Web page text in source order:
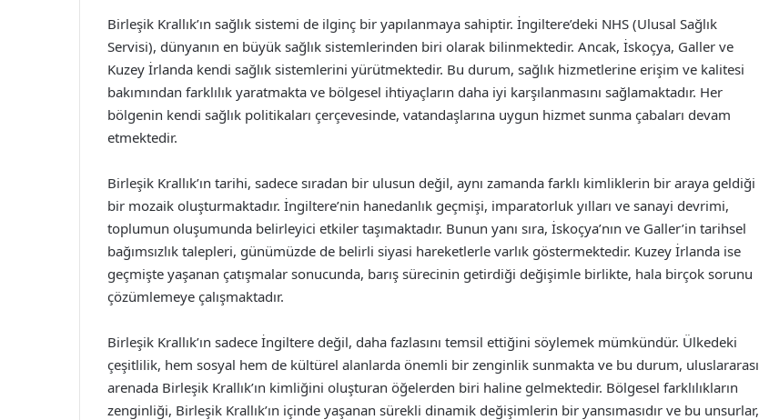
Birleşik Krallık’ın sağlık sistemi de ilginç bir yapılanmaya sahiptir. İngiltere’deki NHS (Ulusal Sağlık
Servisi), dünyanın en büyük sağlık sistemlerinden biri olarak bilinmektedir. Ancak, İskoçya, Galler ve
Kuzey İrlanda kendi sağlık sistemlerini yürütmektedir. Bu durum, sağlık hizmetlerine erişim ve kalitesi
bakımından farklılık yaratmakta ve bölgesel ihtiyaçların daha iyi karşılanmasını sağlamaktadır. Her
bölgenin kendi sağlık politikaları çerçevesinde, vatandaşlarına uygun hizmet sunma çabaları devam
etmektedir.
Birleşik Krallık’ın tarihi, sadece sıradan bir ulusun değil, aynı zamanda farklı kimliklerin bir araya geldiği
bir mozaik oluşturmaktadır. İngiltere’nin hanedanlık geçmişi, imparatorluk yılları ve sanayi devrimi,
toplumun oluşumunda belirleyici etkiler taşımaktadır. Bunun yanı sıra, İskoçya’nın ve Galler’in tarihsel
bağımsızlık talepleri, günümüzde de belirli siyasi hareketlerle varlık göstermektedir. Kuzey İrlanda ise
geçmişte yaşanan çatışmalar sonucunda, barış sürecinin getirdiği değişimle birlikte, hala birçok sorunu
çözümlemeye çalışmaktadır.
Birleşik Krallık’ın sadece İngiltere değil, daha fazlasını temsil ettiğini söylemek mümkündür. Ülkedeki
çeşitlilik, hem sosyal hem de kültürel alanlarda önemli bir zenginlik sunmakta ve bu durum, uluslararası
arenada Birleşik Krallık’ın kimliğini oluşturan öğelerden biri haline gelmektedir. Bölgesel farklılıkların
zenginliği, Birleşik Krallık’ın içinde yaşanan sürekli dinamik değişimlerin bir yansımasıdır ve bu unsurlar,